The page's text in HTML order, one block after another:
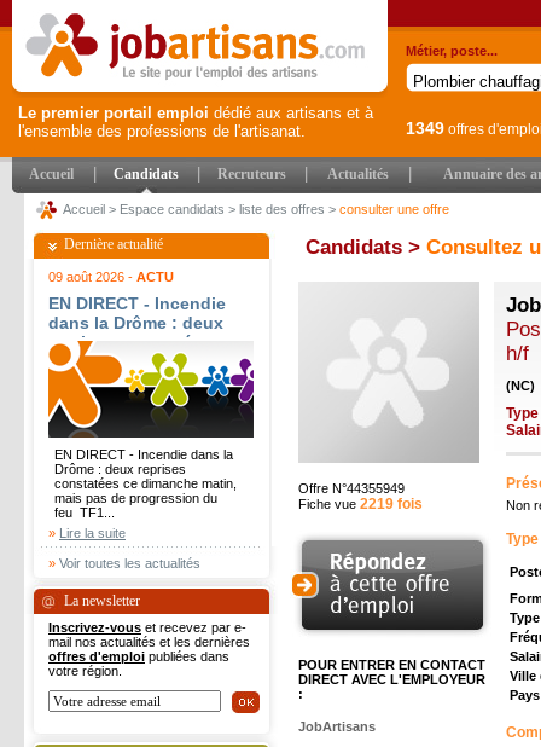
Le premier portail emploi dédié aux artisans et à
l'ensemble des professions de l'artisanat.
Métier, poste...
1349 offres
Accueil Candidats Recruteurs Actualités Annuaire des
Accueil > Espace candidats > liste des offres > consulter une offre
Dernière actualité
09 août 2026 - ACTU
EN DIRECT - Incendie
dans la Drôme : deux
reprises constatées ce
dimanche matin, mais
pas de progression du
feu - TF1 Info
EN DIRECT - Incendie dans la
Drôme : deux reprises
constatées ce dimanche matin,
mais pas de progression du
feu TF1...
» Lire la suite
» Voir toutes les actualités
La newsletter
Inscrivez-vous et recevez par e-
mail nos actualités et les dernières
offres d'emploi publiées dans
votre région.
Candidats > Consultez
Offre N°44355949
Fiche vue 2219 fois
POUR ENTRER EN CONTACT
DIRECT AVEC L'EMPLOYEUR
:
JobArtisans
h/f
(NC)
Non
Ville